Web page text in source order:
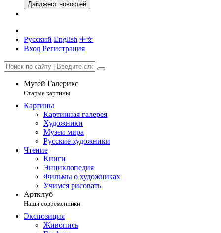
Дайджест новостей
Русский English 中文
Вход Регистрация
Музей Галерикс
Старые картины
Картины
Картинная галерея
Художники
Музеи мира
Русские художники
Чтение
Книги
Энциклопедия
Фильмы о художниках
Учимся рисовать
Артклуб
Наши современники
Экспозиция
Живопись